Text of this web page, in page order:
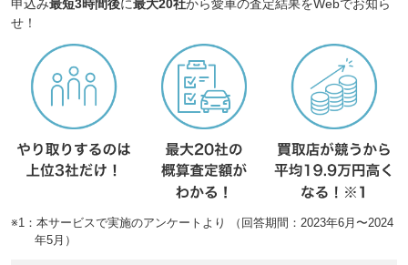
申込み最短3時間後に最大20社から愛車の査定結果をWebでお知ら
せ！
※1：本サービスで実施のアンケートより （回答期間：2023年6月〜2024
年5月）